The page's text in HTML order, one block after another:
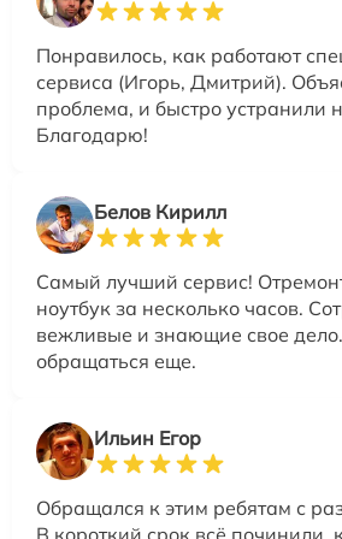
Понравилось, как работают
сервиса (Игорь, Дмитрий).
проблема, и быстро устранили
Благодарю!
Белов Кирилл
Самый лучший сервис!
ноутбук за несколько часов.
вежливые и знающие свое
обращаться еще.
Ильин Егор
Обращался к этим ребятам с